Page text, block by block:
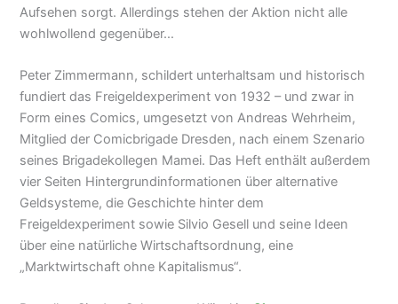
Aufsehen sorgt. Allerdings stehen der Aktion nicht alle
wohlwollend gegenüber…
Peter Zimmermann, schildert unterhaltsam und historisch
fundiert das Freigeldexperiment von 1932 – und zwar in
Form eines Comics, umgesetzt von Andreas Wehrheim,
Mitglied der Comicbrigade Dresden, nach einem Szenario
seines Brigadekollegen Mamei. Das Heft enthält außerdem
vier Seiten Hintergrundinformationen über alternative
Geldsysteme, die Geschichte hinter dem
Freigeldexperiment sowie Silvio Gesell und seine Ideen
über eine natürliche Wirtschaftsordnung, eine
„Marktwirtschaft ohne Kapitalismus“.